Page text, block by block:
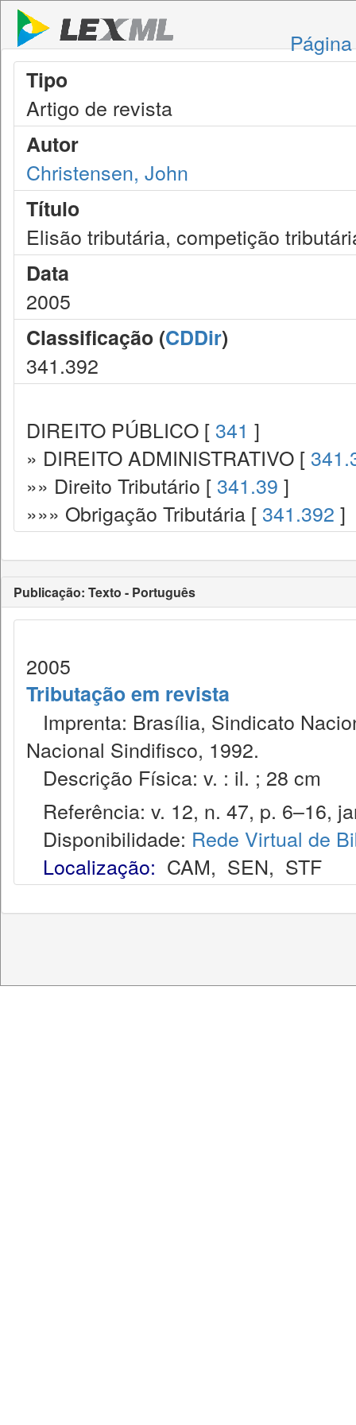
Tipo
Artigo de revista
Autor
Christensen, John
Título
Elisão tributária, competição
Data
2005
Classificação (CDDir)
341.392
DIREITO PÚBLICO [ 341 ]
» DIREITO ADMINISTRATIVO [
»» Direito Tributário [ 341.39 ]
»»» Obrigação Tributária [ 341.392 ]
Publicação: Texto - Português
2005
Tributação em revista
Imprenta: Brasília, Sindicato
Nacional Sindifisco, 1992.
Descrição Física: v. : il. ; 28 cm
Referência: v. 12, n. 47, p. 6–16,
Disponibilidade: Rede Virtual de
Localização: CAM, SEN, STF